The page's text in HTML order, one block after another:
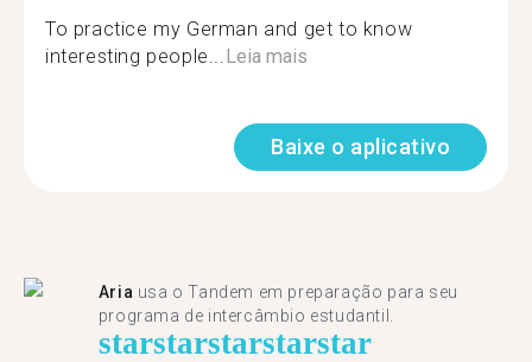
To practice my German and get to know
interesting people...Leia mais
Baixe o aplicativo
Aria usa o Tandem em preparação para seu
programa de intercâmbio estudantil.
starstarstarstarstar